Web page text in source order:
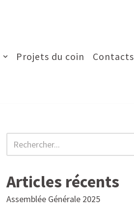
Projets du coin
Contacts
Articles récents
Assemblée Générale 2025